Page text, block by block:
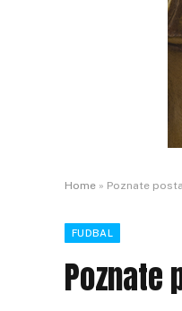
Home » Poznate
FUDBAL
Poznate